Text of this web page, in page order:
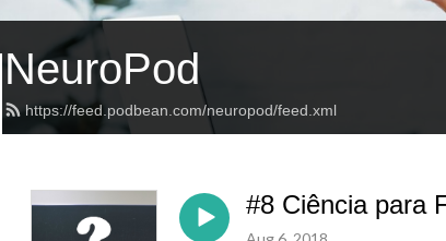
NeuroPod
https://feed.podbean.com/neuropod/feed.xml
#8 Ciência para